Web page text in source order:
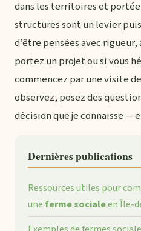
dans les territoires et portée
structures sont un levier
d’être pensées avec
portez un projet ou si vous
commencez par une visite
observez, posez des
décision que je connaisse —
Dernières publications
Ressources utiles pour
une ferme socialeen Île-